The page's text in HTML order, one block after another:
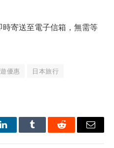
寄送至電子信箱，無需等
優惠
日本旅行
LinkedInTumblr Reddit Email